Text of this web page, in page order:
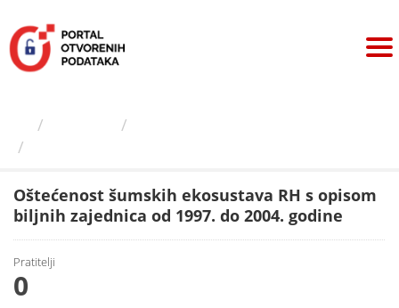
sadržaj
Oštećenost šumskih ekosustava RH s opisom
biljnih zajednica od 1997. do 2004. godine
Pratitelji
0